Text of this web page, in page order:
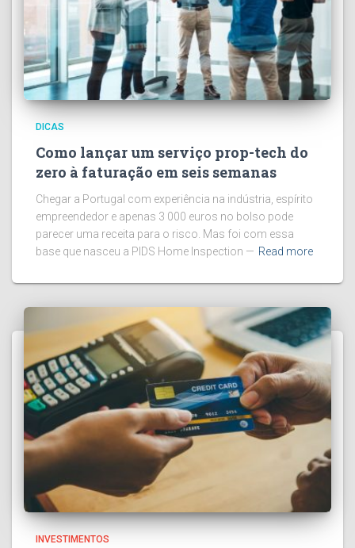
DICAS
Como lançar um serviço prop-tech do
zero à faturação em seis semanas
Chegar a Portugal com experiência na indústria, espírito
empreendedor e apenas 3 000 euros no bolso pode
parecer uma receita para o risco. Mas foi com essa
base que nasceu a PIDS Home Inspection — Read more
INVESTIMENTOS